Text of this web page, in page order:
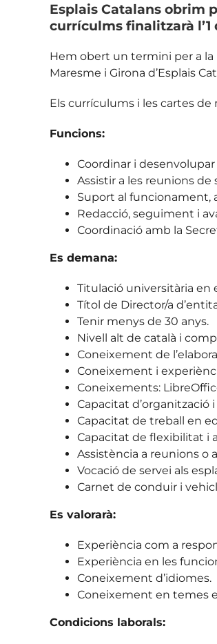
Esplais Catalans obrim
currículms finalitzarà l’1
Hem obert un termini per a la
Maresme i Girona d’Esplais
Els currículums i les cartes
Funcions:
Coordinar i
Assistir a les reunions de
Suport al funcionament,
Redacció, seguiment i
Coordinació amb la
Es demana:
Titulació universitària en
Títol de Director/a
Tenir menys de 30 anys.
Nivell alt de català i
Coneixement de
Coneixement i
Coneixements:
Capacitat d’organització
Capacitat de treball en
Capacitat de flexibilitat i
Assistència a reunions o
Vocació de servei als
Carnet de conduir i
Es valorarà:
Experiència com a
Experiència en les
Coneixement d’idiomes.
Coneixement en temes
Condicions laborals: